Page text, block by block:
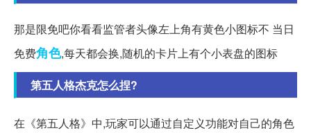
那是限免吧你看看监管者头像左上角有黄色小图标不 当日
免费角色,每天都会换,随机的卡片上有个小表盘的图标
第五人格杰克怎么捏?
在《第五人格》中,玩家可以通过自定义功能对自己的角色